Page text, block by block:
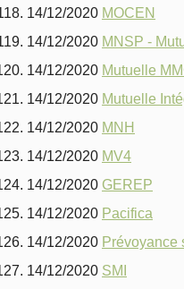
14/12/2020 MOCEN
14/12/2020 MNSP -
14/12/2020 Mutuelle
14/12/2020 Mutuelle
14/12/2020 MNH
14/12/2020 MV4
14/12/2020 GEREP
14/12/2020 Pacifica
14/12/2020 Prévoyance
14/12/2020 SMI